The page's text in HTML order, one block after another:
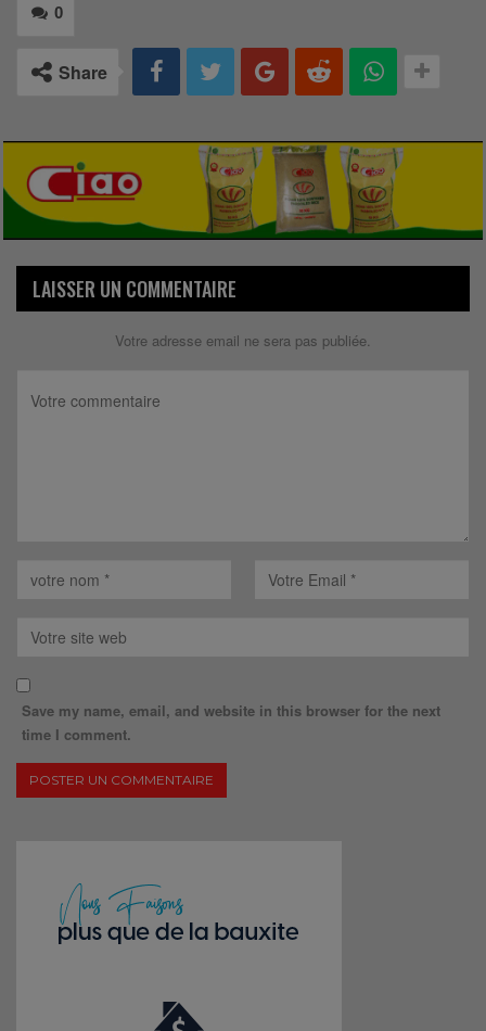
0
Share
LAISSER UN COMMENTAIRE
Votre adresse email ne sera pas publiée.
Save my name, email, and website in this browser for the next
time I comment.